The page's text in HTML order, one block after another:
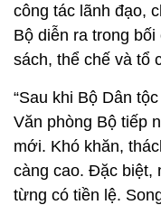
công tác lãnh đạo,
Bộ diễn ra trong
sách, thể chế và tổ
“Sau khi Bộ Dân
Văn phòng Bộ tiếp
mới. Khó khăn,
càng cao. Đặc biệt,
từng có tiền lệ.